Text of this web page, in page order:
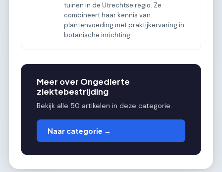
tuinen in de Utrechtse regio. Ze
combineert haar kennis van
plantenvoeding met praktijkervaring in
botanische inrichting.
Meer over Ongedierte
ziektebestrijding
Bekijk alle 50 artikelen in deze categorie.
Naar categorie →